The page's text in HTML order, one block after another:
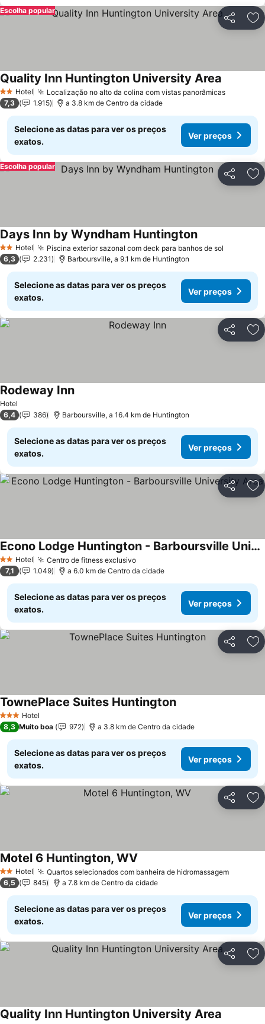
Partilhar
Escolha popular
2 Estrelas
Hotel Localização no alto da colina com vistas panorâmicasVer
Quality Inn Huntington University Area
7,3 1.915 a 3.8 km de Centro da cidade
Selecione as datas para ver os preços
exatos.
Ver preços
Partilhar
Escolha popular
2 Estrelas
Hotel Piscina exterior sazonal com deck para banhos de sol
Days Inn by Wyndham HuntingtonVer preços
6,3 2.231 Barboursville, a 9.1 km de Huntington
Selecione as datas para ver os preços
exatos.
Ver preços
Partilhar
Hotel
Rodeway InnVer preços
6,4 386 Barboursville, a 16.4 km de Huntington
Selecione as datas para ver os preços
exatos.
Ver preços
Partilhar
2 Estrelas
Hotel Centro de fitness exclusivoVer preços
Econo Lodge Huntington - Barboursville University Area
Ver preços
7,1 1.049 a 6.0 km de Centro da cidade
Selecione as datas para ver os preços
exatos.
Ver preços
Partilhar
3 EstrelasHotel
TownePlace Suites HuntingtonVer preços
8,3 Muito boa 972 a 3.8 km de Centro da cidade
Selecione as datas para ver os preços
exatos.
Ver preços
Partilhar
2 Estrelas
Hotel Quartos selecionados com banheira de hidromassagemVer
Motel 6 Huntington, WV
6,5 845 a 7.8 km de Centro da cidade
Selecione as datas para ver os preços
exatos.
Ver preços
Partilhar
Quality Inn Huntington University Area